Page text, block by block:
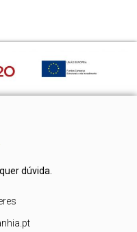
dúvida.